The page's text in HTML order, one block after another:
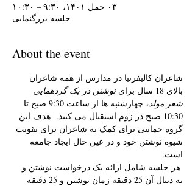
۰۳ حمل ۱۴۰۱، ۹:۳۰ – ۱۰:۳۰
جلسه بزرگنمایی
About the event
شاعران کالیفرنیا در مدارس از همه شاعران
بالای 18 سال برای
نوشتن در یک گردهمایی
شعر مولد،
چهارشنبه ها از ساعت 9:30 صبح تا
10:30 صبح در زوم استقبال می کنند.  هدف این
گروه حمایتی برای کمک به شاعران برای تقویت
شیوه نوشتن خود و در عین حال ایجاد جامعه
است.
هر جلسه شامل ارائه یک درخواست نوشتن و
به دنبال آن 25 دقیقه زمان نوشتن و 25 دقیقه